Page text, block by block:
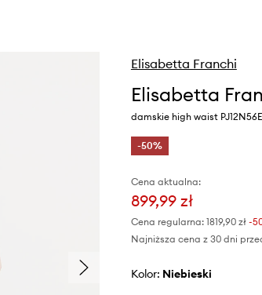
Elisabetta Franchi
Elisabetta
damskie high waist
-50%
Cena aktualna:
899,99 zł
Cena regularna: 1819,90 zł-
Najniższa cena z 30 dni
Kolor: niebieski